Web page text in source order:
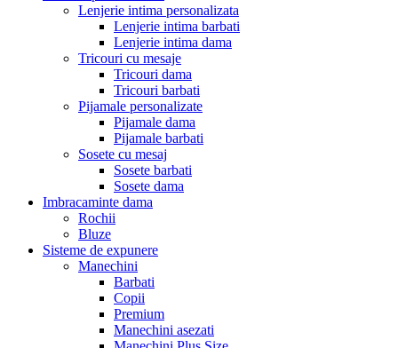
Lenjerie intima personalizata
Lenjerie intima barbati
Lenjerie intima dama
Tricouri cu mesaje
Tricouri dama
Tricouri barbati
Pijamale personalizate
Pijamale dama
Pijamale barbati
Sosete cu mesaj
Sosete barbati
Sosete dama
Imbracaminte dama
Rochii
Bluze
Sisteme de expunere
Manechini
Barbati
Copii
Premium
Manechini asezati